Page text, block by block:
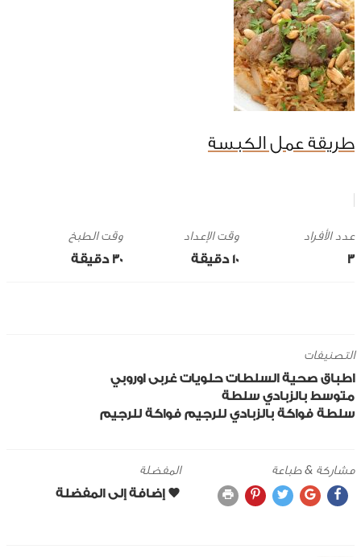
طريقة عمل الكبسة
3
وقت الإعداد
10 ‎دقيقة
وقت الطبخ
30 ‎دقيقة
التصنيفات
اطباق صحية السلطات حلويات غربى اوروبي
متوسط بالزبادي سلطة
سلطة فواكة بالزبادي للرجيم فواكة للرجيم
مشاركة & طباعة المفضلة